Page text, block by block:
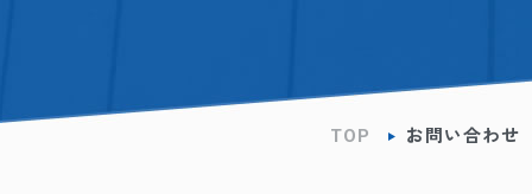
TOP お問い合わせ